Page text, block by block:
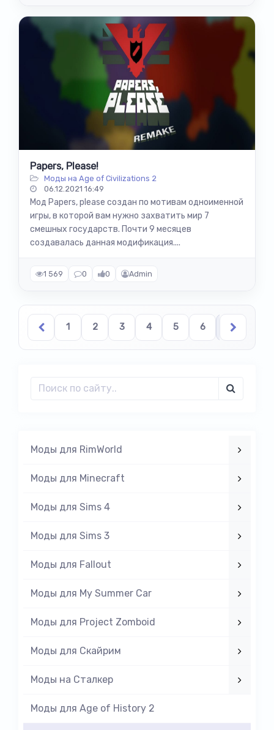
Papers, Please!
Моды на Age of Civilizations 2
06.12.2021 16:49
Мод Papers, please создан по мотивам одноименной
игры, в которой вам нужно захватить мир 7
смешных государств. Почти 9 месяцев
создавалась данная модификация....
1 569 0 0 Admin
1 2 3 4 5 6 7
Моды для RimWorld
Моды для Minecraft
Моды для Sims 4
Моды для Sims 3
Моды для Fallout
Моды для My Summer Car
Моды для Project Zomboid
Моды для Скайрим
Моды на Cталкер
Моды для Age of History 2